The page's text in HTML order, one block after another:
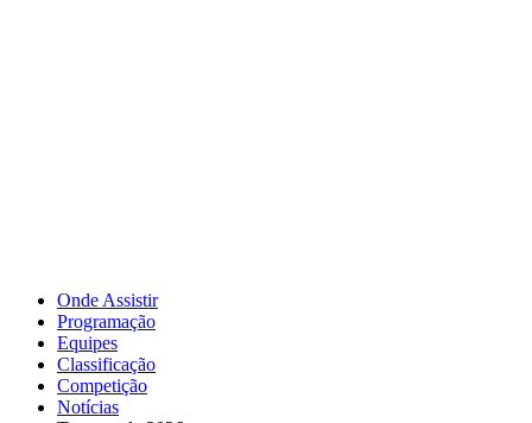
Onde Assistir
Programação
Equipes
Classificação
Competição
Notícias